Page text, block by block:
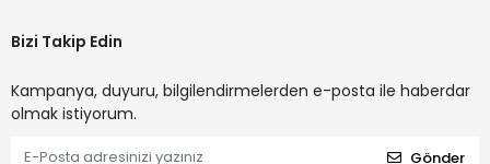
Bizi Takip Edin
Kampanya, duyuru, bilgilendirmelerden e-posta ile haberdar
olmak istiyorum.
Gönder